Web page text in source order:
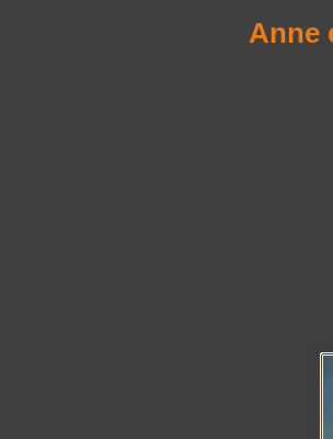
Anne